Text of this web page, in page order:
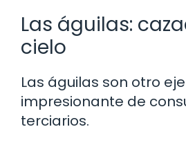
Las águilas:
cielo
Las águilas son otro
impresionante de
terciarios.